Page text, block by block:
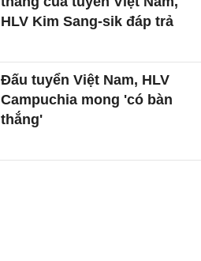
HLV Kim Sang-sik đáp trả
Đấu tuyển Việt Nam, HLV
Campuchia mong 'có bàn
thắng'